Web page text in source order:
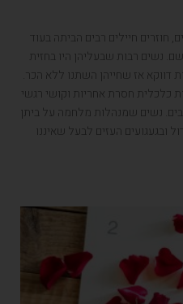
חיילים רבים הביתה בעוד
נשים רבות שבעליהן היו בחזית
דווקא אז שחייהן השתנו ללא הכר.
כלכלית חסרת אחריות וקושי רגשי
נשים שמנהלות מלחמה על ביתן
ובגעגועים העזים לבעל שאיננו